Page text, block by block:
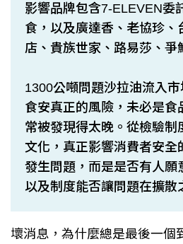
影響品牌包含7-ELEVEN委
食，以及廣達香、老協珍、
店、貴族世家、路易莎、爭
1300公噸問題沙拉油流入
食安真正的風險，未必是食
常被發現得太晚。從檢驗制
文化，真正影響消費者安全
發生問題，而是是否有人願
以及制度能否讓問題在擴散
壞消息，為什麼總是最後一個